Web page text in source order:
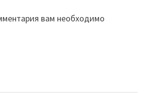
вам необходимо